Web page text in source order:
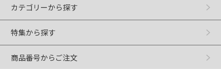
カテゴリーから探す
特集から探す
商品番号からご注文